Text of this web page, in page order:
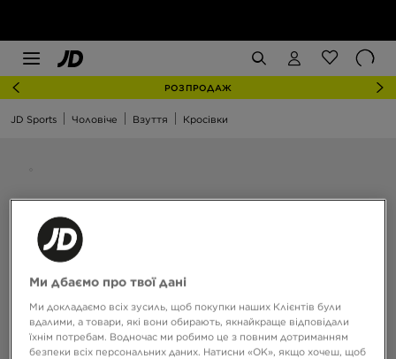
РОЗПРОДАЖ
JD Sports Чоловіче Взуття Кросівки
Ми дбаємо про твої дані
Ми докладаємо всіх зусиль, щоб покупки наших Клієнтів були
вдалими, а товари, які вони обирають, якнайкраще відповідали
їхнім потребам. Водночас ми робимо це з повним дотриманням
безпеки всіх персональних даних. Натисни «OK», якщо хочеш, щоб